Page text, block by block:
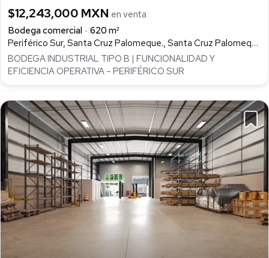
$12,243,000 MXN en venta
Bodega comercial
620 m²
Periférico Sur, Santa Cruz Palomeque., Santa Cruz Palomeque, Mérida
BODEGA INDUSTRIAL TIPO B | FUNCIONALIDAD Y
EFICIENCIA OPERATIVA – PERIFÉRICO SUR